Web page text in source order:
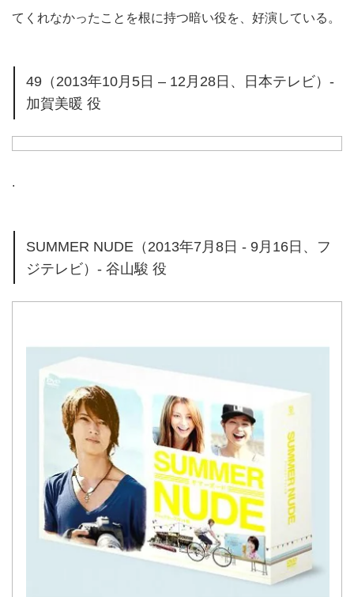
てくれなかったことを根に持つ暗い役を、好演している。
49（2013年10月5日 – 12月28日、日本テレビ）-
加賀美暖 役
.
SUMMER NUDE（2013年7月8日 ‐ 9月16日、フ
ジテレビ）- 谷山駿 役